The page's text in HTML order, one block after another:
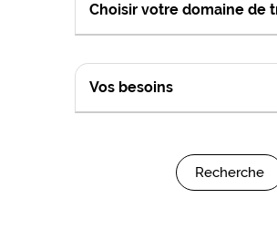
Choisir votre domaine de
Vos besoins